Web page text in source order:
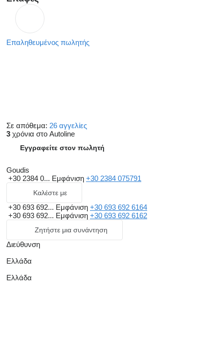
Επαληθευμένος πωλητής
Σε απόθεμα: 26 αγγελίες
3 χρόνια στο Autoline
Εγγραφείτε στον πωλητή
Goudis
+30 2384 0... Εμφάνιση +30 2384 075791
Καλέστε με
+30 693 692... Εμφάνιση +30 693 692 6164
+30 693 692... Εμφάνιση +30 693 692 6162
Ζητήστε μια συνάντηση
Διεύθυνση
Ελλάδα
Ελλάδα